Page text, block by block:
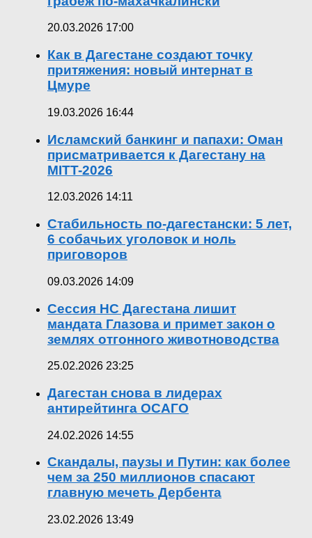
20.03.2026 17:00
Как в Дагестане создают точку
притяжения: новый интернат в
Цмуре
19.03.2026 16:44
Исламский банкинг и папахи: Оман
присматривается к Дагестану на
MITT-2026
12.03.2026 14:11
Стабильность по-дагестански: 5 лет,
6 собачьих уголовок и ноль
приговоров
09.03.2026 14:09
Сессия НС Дагестана лишит
мандата Глазова и примет закон о
землях отгонного животноводства
25.02.2026 23:25
Дагестан снова в лидерах
антирейтинга ОСАГО
24.02.2026 14:55
Скандалы, паузы и Путин: как более
чем за 250 миллионов спасают
главную мечеть Дербента
23.02.2026 13:49